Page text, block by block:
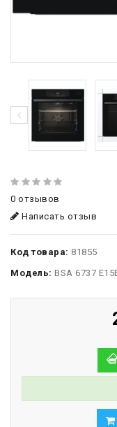
0 отзывов
Написать отзыв
Код товара: 81855
Модель: BSA 6737